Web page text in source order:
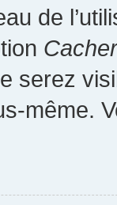
de
serez
même.